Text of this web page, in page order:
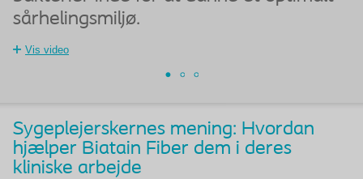
sårhelingsmiljø.
Vis video
Sygeplejerskernes mening: Hvordan
hjælper Biatain Fiber dem i deres
kliniske arbejde